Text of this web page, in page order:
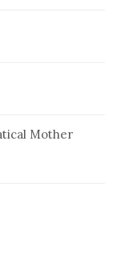
Mother